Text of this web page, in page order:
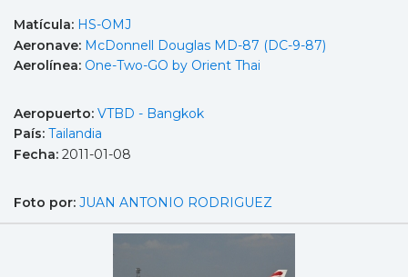
Matícula: HS-OMJ
Aeronave: McDonnell Douglas MD-87 (DC-9-87)
Aerolínea: One-Two-GO by Orient Thai
Aeropuerto: VTBD - Bangkok
País: Tailandia
Fecha: 2011-01-08
Foto por: JUAN ANTONIO RODRIGUEZ